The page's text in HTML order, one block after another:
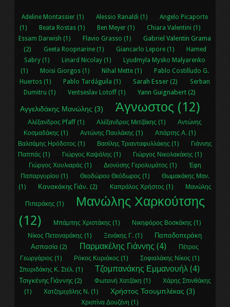
Adeline Montassier (1) Alessio Ranaldi (1)
Angelo Picaporte
(1)
Beata Rostas (1) Ben Meyer (1)
Chiara Valentini (1)
Essam Darwish (1)
Flavio Grasso (1)
Gabriel Valentin Grama
(2)
Geeta Roopnarine (1) Giancarlo Lepore (1)
Hamed
Sabry (1)
Linard Nicolay (1)
Lyudmyla Mysko Malyarenko
(1)
Moisi Giorgos (1) Nihal Μette (1)
Pablo Costilludo G.
Huertos (1)
Pablo Tardáguila (1) Sarah Esser (2)
Serban
Dumitru (1)
Ventseslav Lotoff (1) Yann Guignabert (2)
Αγγελιδάκης Μανώλης (3) Άγνωστος (12)
Αλέξανδρος Pfaff (1) Αλέξανδρος Μετζάκης (1)
Αντώνης
Κοσμαδάκης (1)
Αντώνης Παυλάκης (1)
Απάρτης Α. (1)
Βαλσάμης Ηρόδοτος (1)
Βασίλης Τριανταφυλλάκης (1)
Γιάννης
Παππάς (1)
Γιώργος Καψάλης (1)
Γιώργος Νικολακάκης (1)
Γιώργος Χουλιαράς (1)
Διονύσης Γερολυμάτος (1)
Έφη
Παπαργυρίου (1)
Θεοδώρου Θεόδωρος (1)
Θωμακάκης Μαν.
(1)
Κανακάκης Γιάν. (2) Καπράλος Χρήστος (1) Μανώλης
Πιπεράκης (1)
Μανώλης Χαρκούτσης
(12)
Μπάμπης Χριστάκης (1)
Νικηφόρος Βοσκάκης (1)
Νίκος Πετειναράκης (1)
Ξενάκης Γ. (1)
Παπαδοπεράκη
Ασπασία (2)
Παρμακέλης Γιάννης (4)
Πέτρος
Γεωργάριος (1)
Ρόκος Κυριάκος (1)
Σοφιαλάκης Νίκος (1)
Σπυριδάκης Κ. Στέλ. (1)
Τζομπανάκης Εμμανουήλ (4)
Τσιγκένης Γιάννης (2) Φωτεινή Χατζάκη (1)
Χάρης Σπινθάκης
(1)
Χατζημιχάλης Ν. (1) Χρήστος Τσουμπλέκας (3)
Χριστίνα Δουζένη (1)